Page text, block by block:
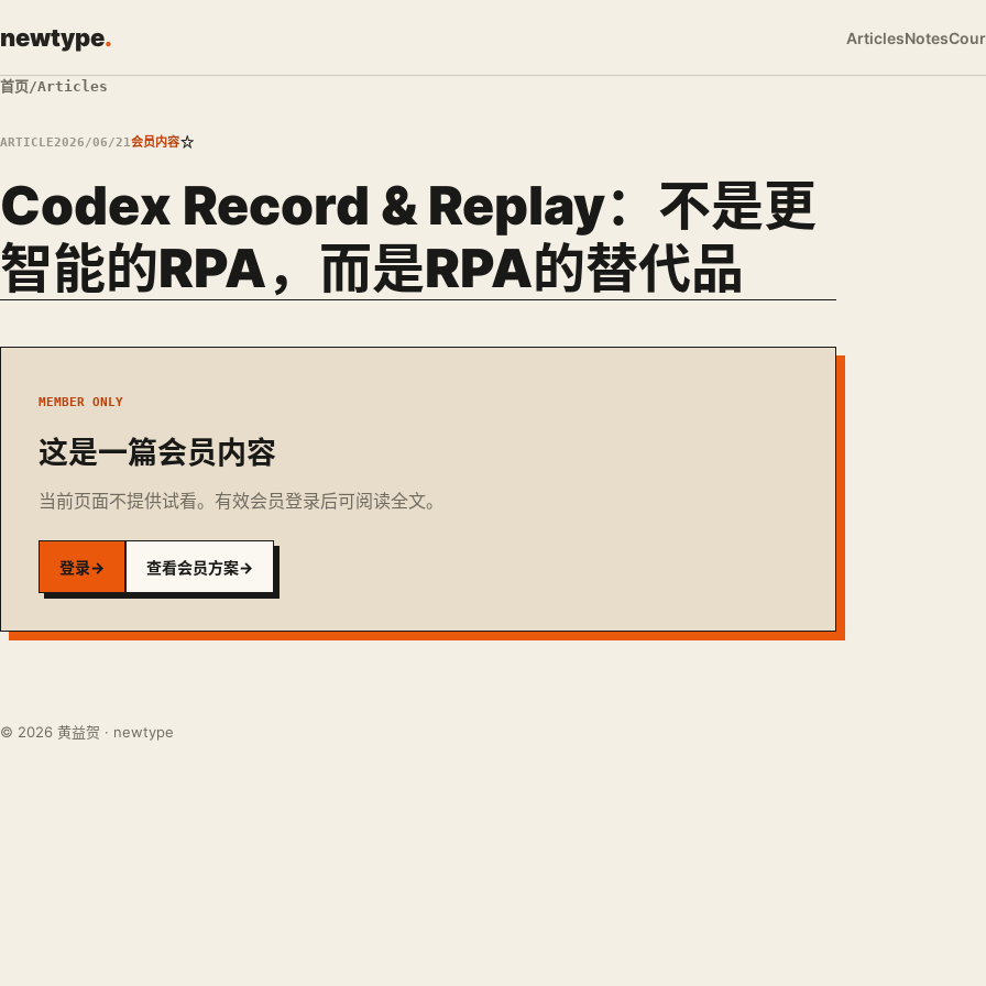
newtype. ArticlesNotes
首页/Articles
ARTICLE2026/06/21会员内容☆
Codex Record & Replay：不是更
智能的RPA，而是RPA的替代品
MEMBER ONLY
这是一篇会员内容
当前页面不提供试看。有效会员登录后可阅读全文。
登录→ 查看会员方案→
© 2026 黄益贺 · newtype